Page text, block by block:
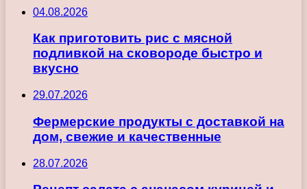
04.08.2026
Как приготовить рис с мясной
подливкой на сковороде быстро и
вкусно
29.07.2026
Фермерские продукты с доставкой на
дом, свежие и качественные
28.07.2026